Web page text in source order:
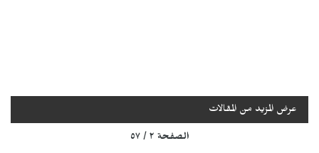
عرض المزيد من المقالات
الصفحة ٢ / ٥٧